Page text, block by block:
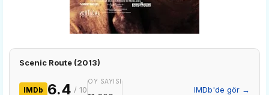
Scenic Route (2013)
IMDb 6.4 / 10
OY SAYISI
IMDb'de gör →